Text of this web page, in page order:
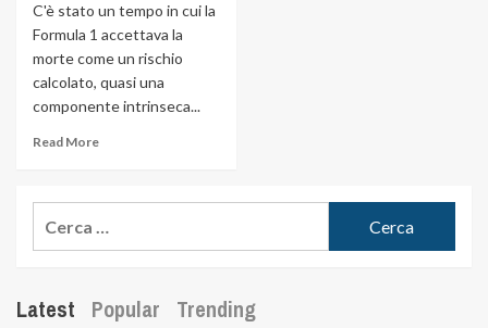
C'è stato un tempo in cui la
Formula 1 accettava la
morte come un rischio
calcolato, quasi una
componente intrinseca...
Read More
Latest Popular Trending